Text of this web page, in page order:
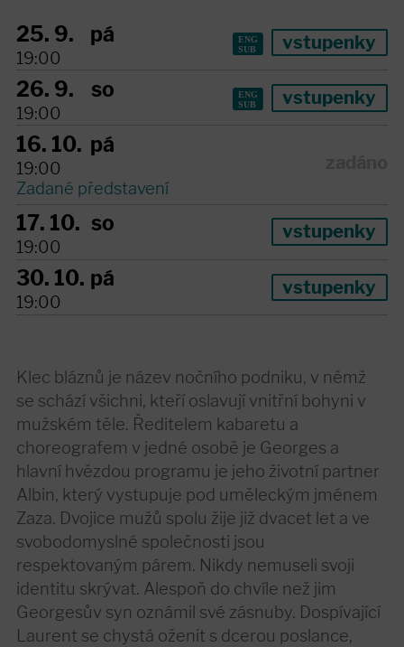
25. 9.
19:00
pá vstupenky
26. 9.
19:00
so vstupenky
16. 10.
19:00
pá
Zadané představení
17. 10.
19:00
so vstupenky
30. 10.
19:00
pá vstupenky
Klec bláznů je název nočního podniku, v němž
se schází všichni, kteří oslavují vnitřní bohyni v
mužském těle. Ředitelem kabaretu a
choreografem v jedné osobě je Georges a
hlavní hvězdou programu je jeho životní partner
Albin, který vystupuje pod uměleckým jménem
Zaza. Dvojice mužů spolu žije již dvacet let a ve
svobodomyslné společnosti jsou
respektovaným párem. Nikdy nemuseli svoji
identitu skrývat. Alespoň do chvíle než jim
Georgesův syn oznámil své zásnuby. Dospívající
Laurent se chystá oženit s dcerou poslance,